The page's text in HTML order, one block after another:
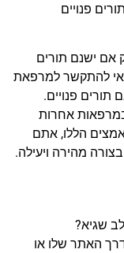
פנויים
אם ישנם תורים
להתקשר למרפאת
תורים פנויים.
במרפאות אחרות
הללו, אתם
מהירה ויעילה.
האתר שלו או